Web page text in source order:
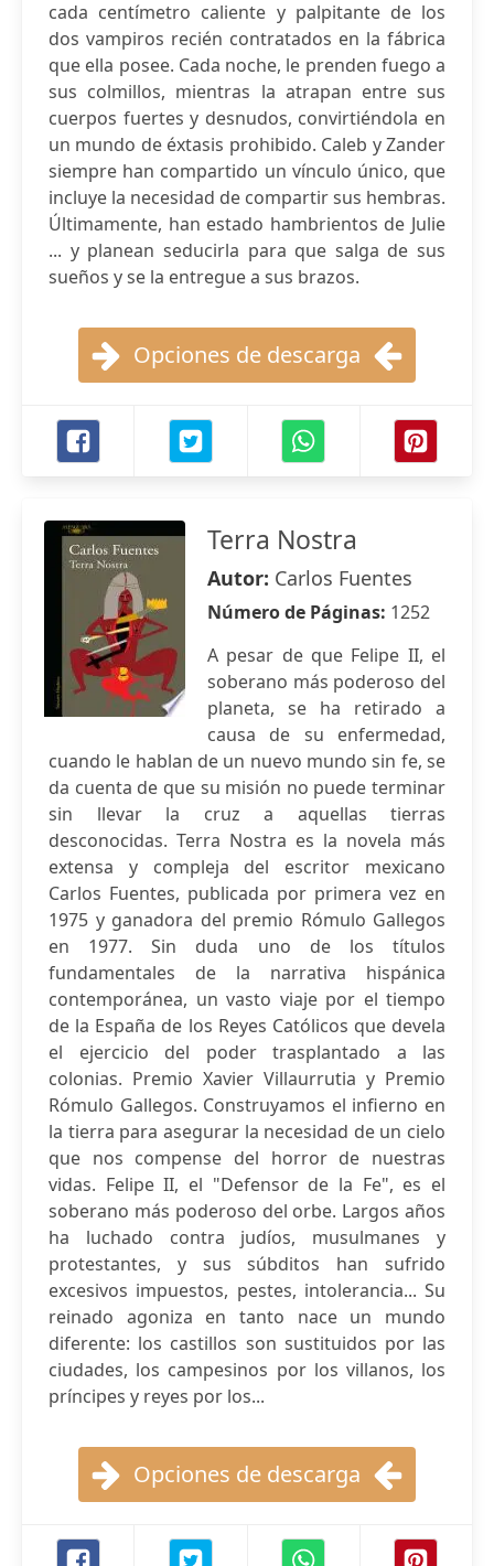
cada centímetro caliente y palpitante de los
dos vampiros recién contratados en la fábrica
que ella posee. Cada noche, le prenden fuego a
sus colmillos, mientras la atrapan entre sus
cuerpos fuertes y desnudos, convirtiéndola en
un mundo de éxtasis prohibido. Caleb y Zander
siempre han compartido un vínculo único, que
incluye la necesidad de compartir sus hembras.
Últimamente, han estado hambrientos de Julie
... y planean seducirla para que salga de sus
sueños y se la entregue a sus brazos.
Opciones de descarga
Terra Nostra
Autor: Carlos Fuentes
Número de Páginas: 1252
A pesar de que Felipe II, el
soberano más poderoso del
planeta, se ha retirado a
causa de su enfermedad,
cuando le hablan de un nuevo mundo sin fe, se
da cuenta de que su misión no puede terminar
sin llevar la cruz a aquellas tierras
desconocidas. Terra Nostra es la novela más
extensa y compleja del escritor mexicano
Carlos Fuentes, publicada por primera vez en
1975 y ganadora del premio Rómulo Gallegos
en 1977. Sin duda uno de los títulos
fundamentales de la narrativa hispánica
contemporánea, un vasto viaje por el tiempo
de la España de los Reyes Católicos que devela
el ejercicio del poder trasplantado a las
colonias. Premio Xavier Villaurrutia y Premio
Rómulo Gallegos. Construyamos el infierno en
la tierra para asegurar la necesidad de un cielo
que nos compense del horror de nuestras
vidas. Felipe II, el "Defensor de la Fe", es el
soberano más poderoso del orbe. Largos años
ha luchado contra judíos, musulmanes y
protestantes, y sus súbditos han sufrido
excesivos impuestos, pestes, intolerancia... Su
reinado agoniza en tanto nace un mundo
diferente: los castillos son sustituidos por las
ciudades, los campesinos por los villanos, los
príncipes y reyes por los...
Opciones de descarga